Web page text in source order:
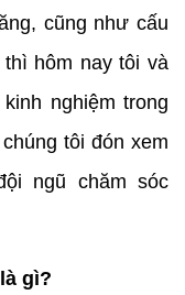
cũng như cấu
hôm nay tôi và
nghiệm trong
tôi đón xem
ngũ chăm sóc
gì?